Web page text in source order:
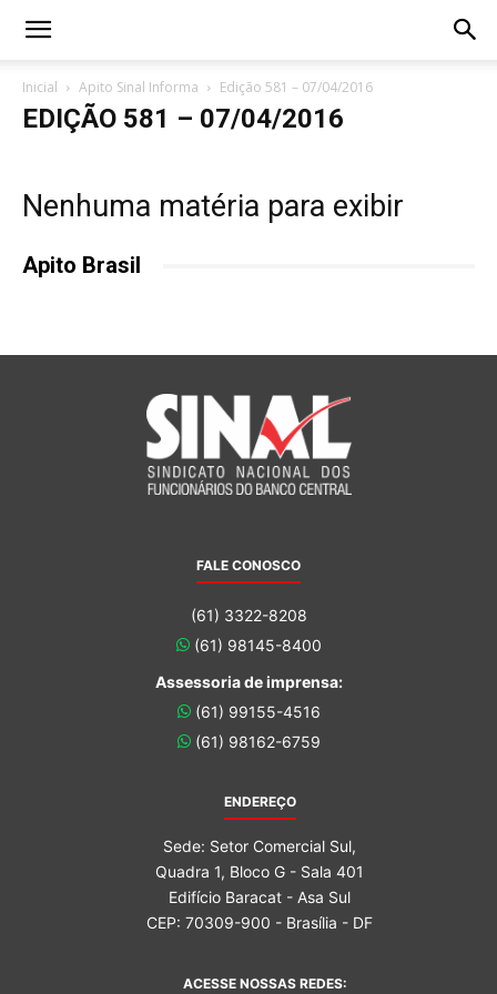
Inicial Apito Sinal Informa Edição 581 – 07/04/2016
EDIÇÃO 581 – 07/04/2016
Nenhuma matéria para exibir
Apito Brasil
FALE CONOSCO
(61) 3322-8208
(61) 98145-8400
Assessoria de imprensa:
(61) 99155-4516
(61) 98162-6759
ENDEREÇO
Sede: Setor Comercial Sul,
Quadra 1, Bloco G - Sala 401
Edifício Baracat - Asa Sul
CEP: 70309-900 - Brasília - DF
ACESSE NOSSAS REDES: